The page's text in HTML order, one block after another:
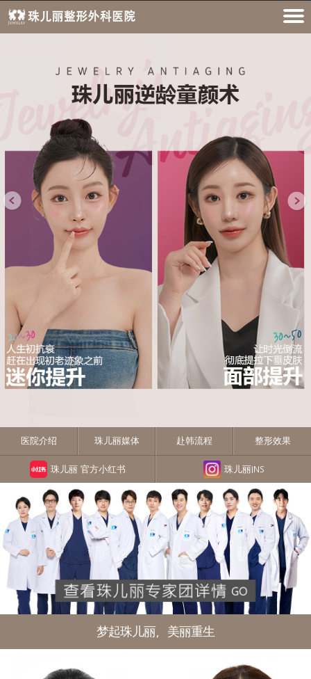
医院介绍 珠儿丽媒体 赴韩流程 整形效果
珠儿丽 官方小红书 珠儿丽INS
梦起珠儿丽，美丽重生